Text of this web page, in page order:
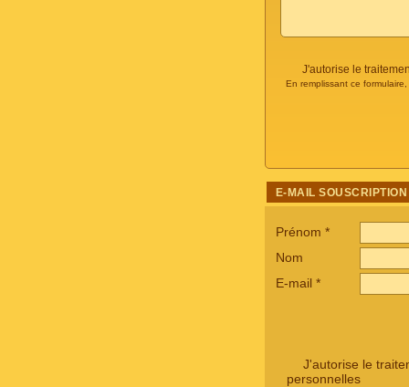
J'autorise le
En remplissant ce
E-MAIL SOUSCRIPTION
Prénom *
Nom
E-mail *
J'autorise le
personnelles